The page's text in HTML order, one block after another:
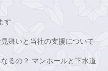
す
舞いと当社の支援について
るの？ マンホールと下水道